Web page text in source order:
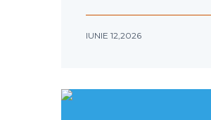
IUNIE 12,2026